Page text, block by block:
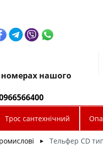
номерах нашого
Трос сантехнічний
► Тельфер CD